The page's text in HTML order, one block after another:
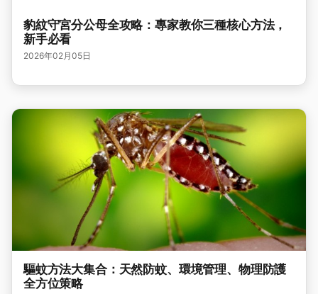
豹紋守宮分公母全攻略：專家教你三種核心方法，
新手必看
2026年02月05日
驅蚊方法大集合：天然防蚊、環境管理、物理防護
全方位策略